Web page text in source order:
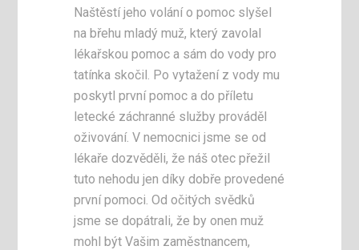
Naštěstí jeho volání o pomoc slyšel
na břehu mladý muž, který zavolal
lékařskou pomoc a sám do vody pro
tatínka skočil. Po vytažení z vody mu
poskytl první pomoc a do příletu
letecké záchranné služby prováděl
oživování. V nemocnici jsme se od
lékaře dozvěděli, že náš otec přežil
tuto nehodu jen díky dobře provedené
první pomoci. Od očitých svědků
jsme se dopátrali, že by onen muž
mohl být Vašim zaměstnancem,